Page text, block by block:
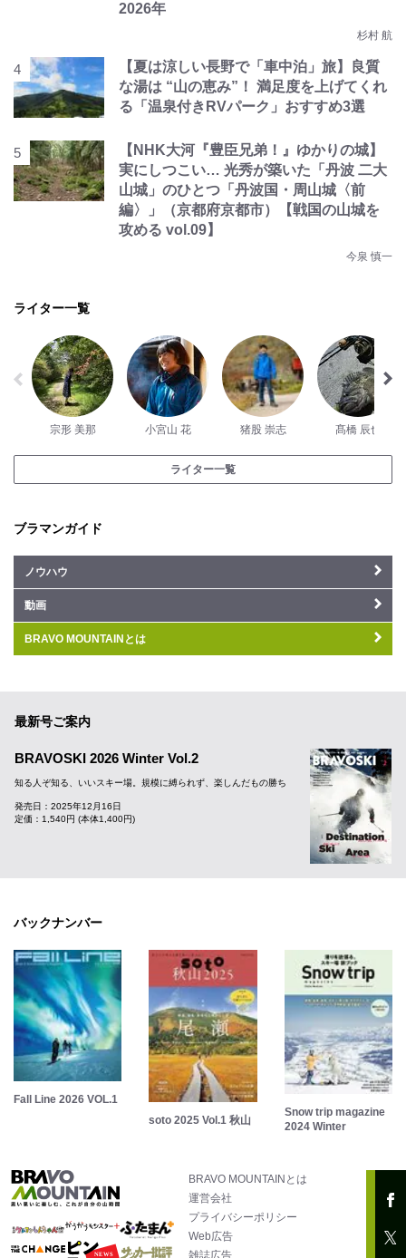
2026年
杉村 航
【夏は涼しい長野で「車中泊」旅】良質
な湯は “山の恵み”！ 満足度を上げてくれ
る「温泉付きRVパーク」おすすめ3選
【NHK大河『豊臣兄弟！』ゆかりの城】
実にしつこい… 光秀が築いた「丹波 二大
山城」のひとつ「丹波国・周山城〈前
編〉」（京都府京都市）【戦国の山城を
攻める vol.09】
今泉 慎一
ライター一覧
宗形 美那 小宮山 花 猪股 崇志 髙橋 辰也
ライター一覧
ブラマンガイド
ノウハウ
動画
BRAVO MOUNTAINとは
最新号ご案内
BRAVOSKI 2026 Winter Vol.2
知る人ぞ知る、いいスキー場。規模に縛られず、楽しんだもの勝ち
発売日：2025年12月16日
定価：1,540円 (本体1,400円)
バックナンバー
Fall Line 2026 VOL.1
soto 2025 Vol.1 秋山
Snow trip magazine
2024 Winter
BRAVO MOUNTAINとは
運営会社
プライバシーポリシー
Web広告
雑誌広告